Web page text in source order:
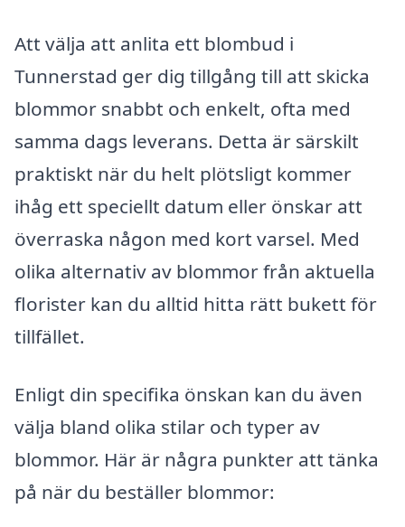
Att välja att anlita ett blombud i
Tunnerstad ger dig tillgång till att skicka
blommor snabbt och enkelt, ofta med
samma dags leverans. Detta är särskilt
praktiskt när du helt plötsligt kommer
ihåg ett speciellt datum eller önskar att
överraska någon med kort varsel. Med
olika alternativ av blommor från aktuella
florister kan du alltid hitta rätt bukett för
tillfället.
Enligt din specifika önskan kan du även
välja bland olika stilar och typer av
blommor. Här är några punkter att tänka
på när du beställer blommor: